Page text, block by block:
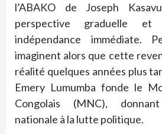
l’ABAKO de Joseph
perspective graduelle et
indépendance immédiate.
imaginent alors que cette
réalité quelques années plus
Emery Lumumba fonde le
Congolais (MNC),
nationale à la lutte politique.